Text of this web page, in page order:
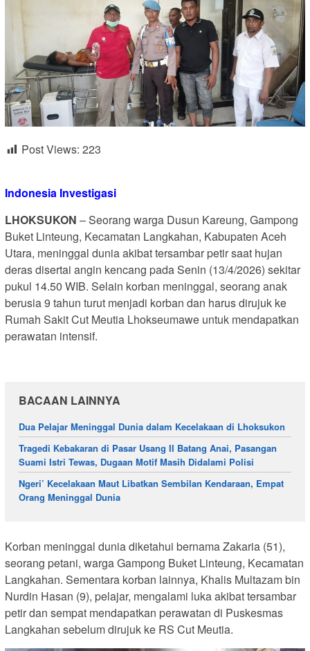
Post Views: 223
Indonesia Investigasi
LHOKSUKON – Seorang warga Dusun Kareung, Gampong
Buket Linteung, Kecamatan Langkahan, Kabupaten Aceh
Utara, meninggal dunia akibat tersambar petir saat hujan
deras disertai angin kencang pada Senin (13/4/2026) sekitar
pukul 14.50 WIB. Selain korban meninggal, seorang anak
berusia 9 tahun turut menjadi korban dan harus dirujuk ke
Rumah Sakit Cut Meutia Lhokseumawe untuk mendapatkan
perawatan intensif.
BACAAN LAINNYA
Dua Pelajar Meninggal Dunia dalam Kecelakaan di Lhoksukon
Tragedi Kebakaran di Pasar Usang II Batang Anai, Pasangan
Suami Istri Tewas, Dugaan Motif Masih Didalami Polisi
Ngeri’ Kecelakaan Maut Libatkan Sembilan Kendaraan, Empat
Orang Meninggal Dunia
Korban meninggal dunia diketahui bernama Zakaria (51),
seorang petani, warga Gampong Buket Linteung, Kecamatan
Langkahan. Sementara korban lainnya, Khalis Multazam bin
Nurdin Hasan (9), pelajar, mengalami luka akibat tersambar
petir dan sempat mendapatkan perawatan di Puskesmas
Langkahan sebelum dirujuk ke RS Cut Meutia.